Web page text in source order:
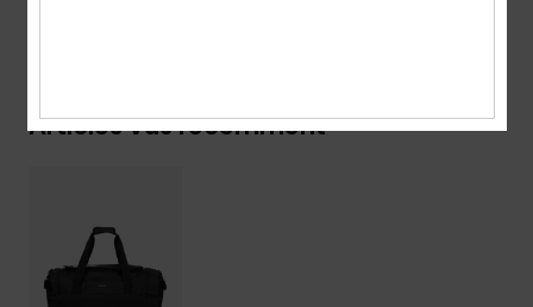
Articles vus récemment